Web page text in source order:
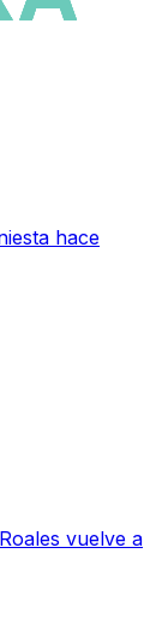
hace
vuelve a